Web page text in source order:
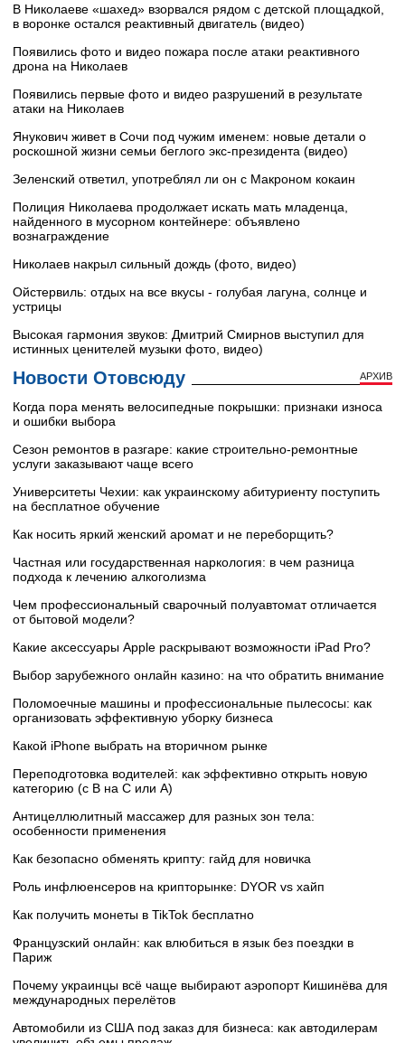
В Николаеве «шахед» взорвался рядом с детской площадкой,
в воронке остался реактивный двигатель (видео)
Появились фото и видео пожара после атаки реактивного
дрона на Николаев
Появились первые фото и видео разрушений в результате
атаки на Николаев
Янукович живет в Сочи под чужим именем: новые детали о
роскошной жизни семьи беглого экс-президента (видео)
Зеленский ответил, употреблял ли он с Макроном кокаин
Полиция Николаева продолжает искать мать младенца,
найденного в мусорном контейнере: объявлено
вознаграждение
Николаев накрыл сильный дождь (фото, видео)
Ойстервиль: отдых на все вкусы - голубая лагуна, солнце и
устрицы
Высокая гармония звуков: Дмитрий Смирнов выступил для
истинных ценителей музыки фото, видео)
Новости Отовсюду АРХИВ
Когда пора менять велосипедные покрышки: признаки износа
и ошибки выбора
Сезон ремонтов в разгаре: какие строительно-ремонтные
услуги заказывают чаще всего
Университеты Чехии: как украинскому абитуриенту поступить
на бесплатное обучение
Как носить яркий женский аромат и не переборщить?
Частная или государственная наркология: в чем разница
подхода к лечению алкоголизма
Чем профессиональный сварочный полуавтомат отличается
от бытовой модели?
Какие аксессуары Apple раскрывают возможности iPad Pro?
Выбор зарубежного онлайн казино: на что обратить внимание
Поломоечные машины и профессиональные пылесосы: как
организовать эффективную уборку бизнеса
Какой iPhone выбрать на вторичном рынке
Переподготовка водителей: как эффективно открыть новую
категорию (с B на C или А)
Антицеллюлитный массажер для разных зон тела:
особенности применения
Как безопасно обменять крипту: гайд для новичка
Роль инфлюенсеров на крипторынке: DYOR vs хайп
Как получить монеты в TikTok бесплатно
Французский онлайн: как влюбиться в язык без поездки в
Париж
Почему украинцы всё чаще выбирают аэропорт Кишинёва для
международных перелётов
Автомобили из США под заказ для бизнеса: как автодилерам